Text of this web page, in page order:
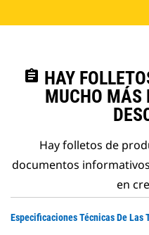
assignment HAY
MUCHO MÁS
Hay folletos de
documentos
en
Especificaciones Técnicas De Las